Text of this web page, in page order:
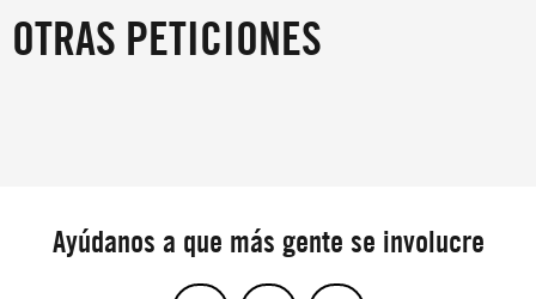
OTRAS PETICIONES
Ayúdanos a que más gente se involucre